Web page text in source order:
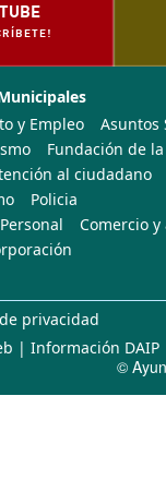
y Empleo
Asuntos
Fundación de
al ciudadano
Policia
Personal
Comercio
privacidad
| Información DAIP
©